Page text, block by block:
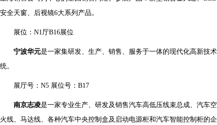
安全天窗、后视镜6大系列产品。
展位：N1厅B16展位
宁波华元是一家集研发、生产、销售、服务于一体的现代化高新技
统。
展厅号：N5 展位号：B17
南京志凌是一家专业生产、研发及销售汽车高低压线束总成、汽车
火线、马达线、各种汽车中央控制盒及启动电源柜和汽车智能控制柜的